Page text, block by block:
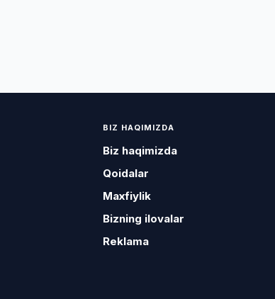
BIZ HAQIMIZDA
Biz haqimizda
Qoidalar
Maxfiylik
Bizning ilovalar
Reklama